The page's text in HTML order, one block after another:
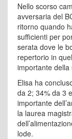
Nello scorso
avversaria del
ritorno quando
sufficienti per
serata dove le
repertorio in
importante della
Elisa ha
da 2; 34% da 3
importante
la laurea
lode.